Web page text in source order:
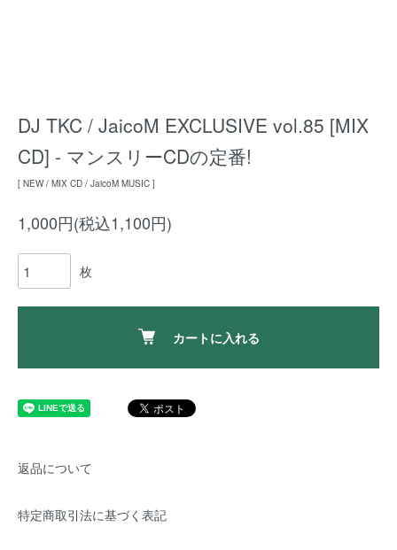
DJ TKC / JaicoM EXCLUSIVE vol.85 [MIX
CD] - マンスリーCDの定番!
[ NEW / MIX CD / JaicoM MUSIC ]
1,000円(税込1,100円)
枚
カートに入れる
返品について
特定商取引法に基づく表記